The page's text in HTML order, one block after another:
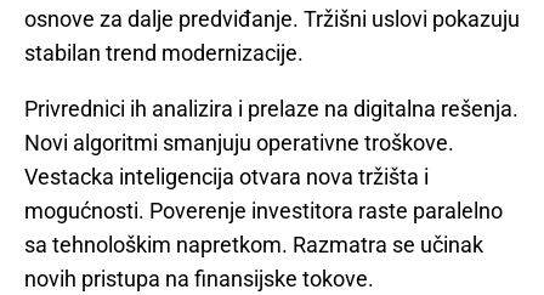
osnove za dalje predviđanje. Tržišni uslovi pokazuju
stabilan trend modernizacije.
Privrednici ih analizira i prelaze na digitalna rešenja.
Novi algoritmi smanjuju operativne troškove.
Vestacka inteligencija otvara nova tržišta i
mogućnosti. Poverenje investitora raste paralelno
sa tehnološkim napretkom. Razmatra se učinak
novih pristupa na finansijske tokove.